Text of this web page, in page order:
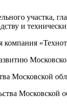
и
Московской
Московской